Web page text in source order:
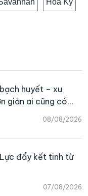
Hoa Kỳ
08/08/2026
huyết – xu
giản ai cũng có
07/08/2026
đẩy kết tinh từ